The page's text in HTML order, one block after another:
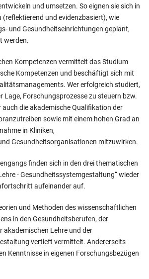
und umsetzen. So eignen sie sich in
(reflektierend und evidenzbasiert), wie
und Gesundheitseinrichtungen geplant,
werden.
Kompetenzen vermittelt das Studium
Kompetenzen und beschäftigt sich mit
Wer erfolgreich studiert,
Lage, Forschungsprozesse zu steuern bzw.
die akademische Qualifikation der
sowie mit einem hohen Grad an
in Kliniken,
Gesundheitsorganisationen mitzuwirken.
finden sich in den drei thematischen
- Gesundheitssystemgestaltung“ wieder
aufeinander auf.
und Methoden des wissenschaftlichen
in den Gesundheitsberufen, der
akademischen Lehre und der
vertieft vermittelt. Andererseits
Kenntnisse in eigenen Forschungsbezügen